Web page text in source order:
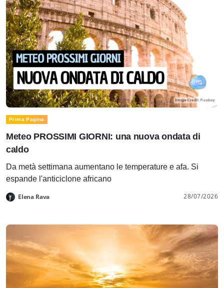
Prima Pagina
Meteo PROSSIMI GIORNI: una nuova ondata di
caldo
Da metà settimana aumentano le temperature e afa. Si
espande l'anticiclone africano
Elena Rava 28/07/2026